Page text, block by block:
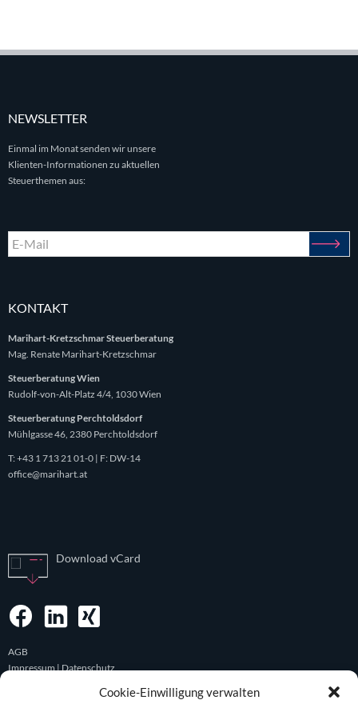
Cookie-Einwilligung verwalten
NEWSLETTER
Einmal im Monat senden wir unsere
Klienten-Informationen zu aktuellen
Steuerthemen aus:
KONTAKT
Marihart-Kretzschmar Steuerberatung
Mag. Renate Marihart-Kretzschmar
Steuerberatung Wien
Rudolf-von-Alt-Platz 4/4, 1030 Wien
Steuerberatung Perchtoldsdorf
Mühlgasse 46, 2380 Perchtoldsdorf
T:+43 1 713 21 01-0 | F: DW-14
office@marihart.at
Download vCard
AGB
Impressum | Datenschutz
© Mag. Marihart-Kretzschmar